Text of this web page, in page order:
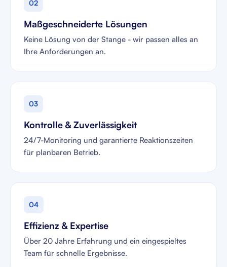
02
Maßgeschneiderte Lösungen
Keine Lösung von der Stange - wir passen alles an
Ihre Anforderungen an.
03
Kontrolle & Zuverlässigkeit
24/7-Monitoring und garantierte Reaktionszeiten
für planbaren Betrieb.
04
Effizienz & Expertise
Über 20 Jahre Erfahrung und ein eingespieltes
Team für schnelle Ergebnisse.